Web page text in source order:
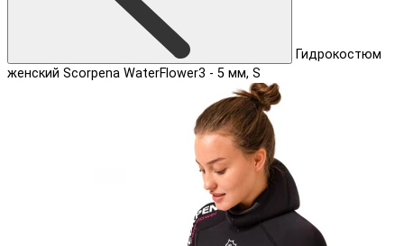
Гидрокостюм
женский Scorpena WaterFlower3 - 5 мм, S